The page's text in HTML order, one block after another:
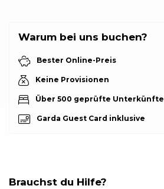
Warum bei uns buchen?
Bester Online-Preis
Keine Provisionen
Über 500 geprüfte Unterkünfte
Garda Guest Card inklusive
Brauchst du Hilfe?